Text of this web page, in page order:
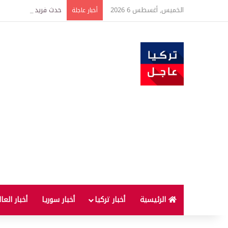
الخميس, أغسطس 6 2026 أخبار عاجلة حدث فريد من نوعه بين
الرئيسية أخبار تركيا أخبار سوريا أخبار